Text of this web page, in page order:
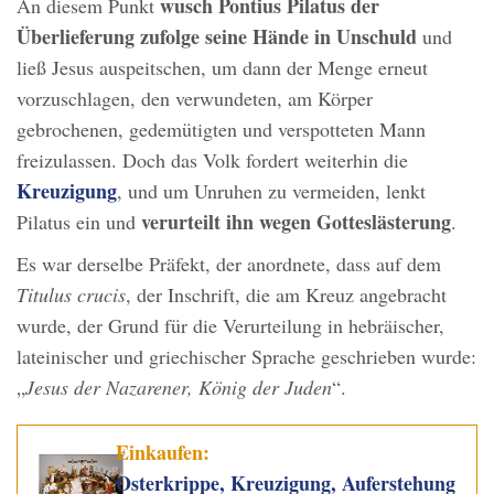
An diesem Punkt
Überlieferung zufolge seine Hände in Unschuld und
ließ Jesus auspeitschen, um dann der Menge erneut
vorzuschlagen, den verwundeten, am Körper
gebrochenen, gedemütigten und verspotteten Mann
freizulassen. Doch das Volk fordert weiterhin die
Kreuzigung, und um Unruhen zu vermeiden, lenkt
Pilatus ein und verurteilt ihn wegen Gotteslästerung.
Es war derselbe Präfekt, der anordnete, dass auf dem
Titulus crucis, der Inschrift, die am Kreuz angebracht
wurde, der Grund für die Verurteilung in hebräischer,
lateinischer und griechischer Sprache geschrieben wurde:
„Jesus der Nazarener, König der Juden“.
Einkaufen:
Osterkrippe, Kreuzigung, Auferstehung